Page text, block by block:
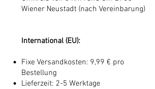
Wiener Neustadt (nach Vereinbarung)
International (EU):
Fixe Versandkosten: 9,99 € pro
Bestellung
Lieferzeit: 2-5 Werktage